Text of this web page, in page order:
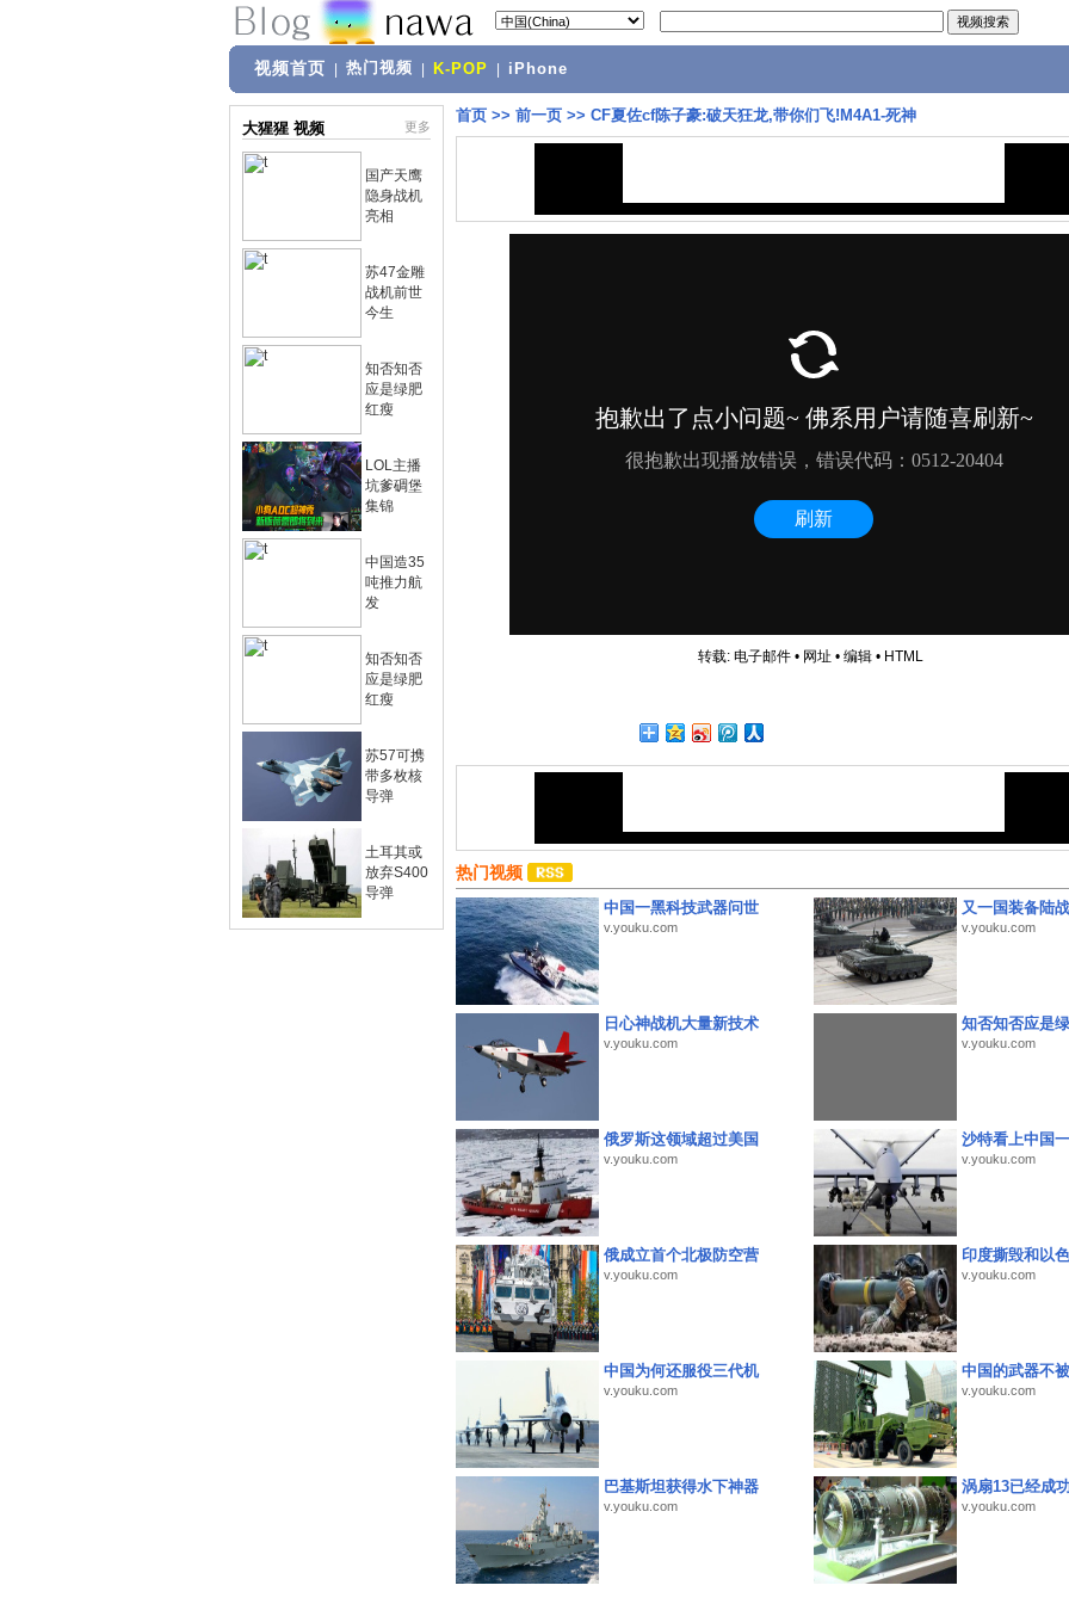
视频首页 热门视频 K-POP iPhone
大猩猩 视频 更多
国产天鹰
隐身战机
亮相
苏47金雕
战机前世
今生
知否知否
应是绿肥
红瘦
LOL主播
坑爹碉堡
集锦
中国造35
吨推力航
发
知否知否
应是绿肥
红瘦
苏57可携
带多枚核
导弹
土耳其或
放弃S400
导弹
首页 >> 前一页 >> CF夏佐cf陈子豪:破天狂龙,带你们飞!M4A1-死神
转载: 电子邮件• 网址 • 编辑• HTML
热门视频
中国一黑科技武器问世
v.youku.com
又一国装备陆
v.youku.com
日心神战机大量新技术
v.youku.com
知否知否应是
v.youku.com
俄罗斯这领域超过美国
v.youku.com
沙特看上中国
v.youku.com
俄成立首个北极防空营
v.youku.com
印度撕毁和以
v.youku.com
中国为何还服役三代机
v.youku.com
中国的武器不
v.youku.com
巴基斯坦获得水下神器
v.youku.com
涡扇13已经成
v.youku.com